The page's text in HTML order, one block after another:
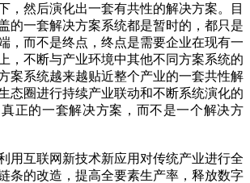
，然后演化出一套有共性的解决方案。目
的一套解决方案系统都是暂时的，都只是
，而不是终点，终点是需要企业在现有一
，不断与产业环境中其他不同方案系统的
案系统越来越贴近整个产业的一套共性解
态圈进行持续产业联动和不断系统演化的
正的一套解决方案，而不是一个解决方
用互联网新技术新应用对传统产业进行全
条的改造，提高全要素生产率，释放数字